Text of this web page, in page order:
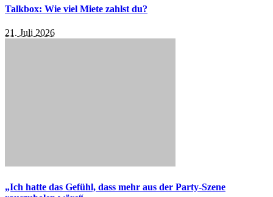
Talkbox: Wie viel Miete zahlst du?
21. Juli 2026
„Ich hatte das Gefühl, dass mehr aus der Party-Szene